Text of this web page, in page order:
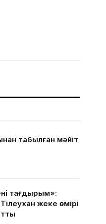
табылған мәйіт
тағдырым»:
жеке өмірі